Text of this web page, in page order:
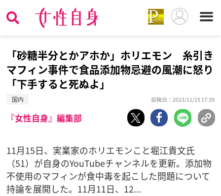
「砂糖半分とかアホか」ホリエモン 糸引き
マフィン事件で食品添加物忌避の風潮に怒り
「下手すると死ぬよ」
国内 投稿日：2023/11/15 17:39
『女性自身』編集部
11月15日、実業家のホリエモンこと堀江貴文氏
（51）が自身のYouTubeチャンネルを更新。添加物
不使用のマフィンが食中毒を起こした問題について
持論を展開した。11月11日、12...